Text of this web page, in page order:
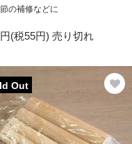
の補修などに
(税55円) 売り切れ
Out